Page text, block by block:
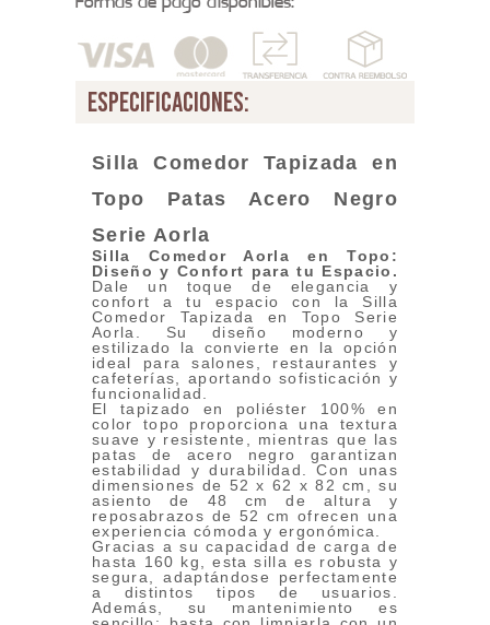
especificaciones:
Silla Comedor Tapizada en
Topo Patas Acero Negro
Serie Aorla
Silla Comedor Aorla en Topo:
Diseño y Confort para tu Espacio .
Dale un toque de elegancia y
confort a tu espacio con la Silla
Comedor Tapizada en Topo Serie
Aorla. Su diseño moderno y
estilizado la convierte en la opción
ideal para salones, restaurantes y
cafeterías, aportando sofisticación y
funcionalidad.
El tapizado en poliéster 100% en
color topo proporciona una textura
suave y resistente, mientras que las
patas de acero negro garantizan
estabilidad y durabilidad. Con unas
dimensiones de 52 x 62 x 82 cm, su
asiento de 48 cm de altura y
reposabrazos de 52 cm ofrecen una
experiencia cómoda y ergonómica.
Gracias a su capacidad de carga de
hasta 160 kg, esta silla es robusta y
segura, adaptándose perfectamente
a distintos tipos de usuarios.
Además, su mantenimiento es